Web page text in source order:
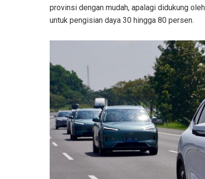
provinsi dengan mudah, apalagi didukung
untuk pengisian daya 30 hingga 80 persen.